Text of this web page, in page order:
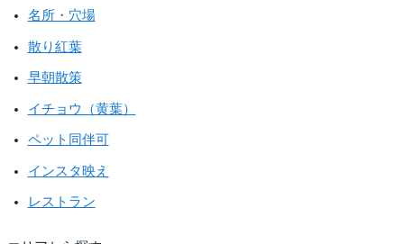
名所・穴場
散り紅葉
早朝散策
イチョウ（黄葉）
ペット同伴可
インスタ映え
レストラン